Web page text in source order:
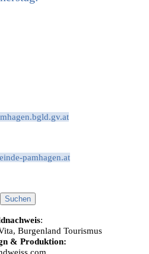
pamhagen.at
:
Burgenland Tourismus
& Produktion: